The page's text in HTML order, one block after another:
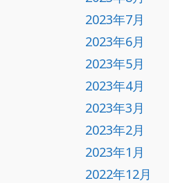
2023年7月
2023年6月
2023年5月
2023年4月
2023年3月
2023年2月
2023年1月
2022年12月